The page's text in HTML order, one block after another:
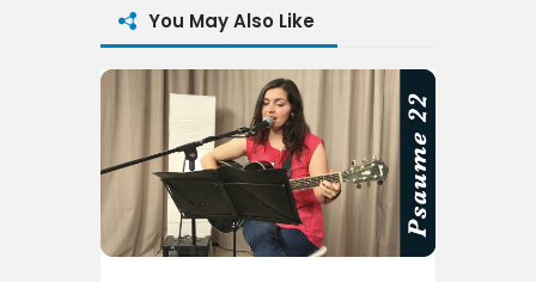
You May Also Like